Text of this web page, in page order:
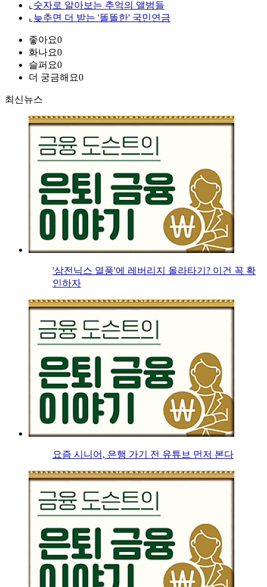
⌞ 숫자로 알아보는 추억의 앨범들
⌞ 늦추면 더 받는 '똘똘한' 국민연금
좋아요0
화나요0
슬퍼요0
더 궁금해요0
최신뉴스
'삼전닉스 열풍'에 레버리지 올라타기? 이건 꼭 확
인하자
요즘 시니어, 은행 가기 전 유튜브 먼저 본다